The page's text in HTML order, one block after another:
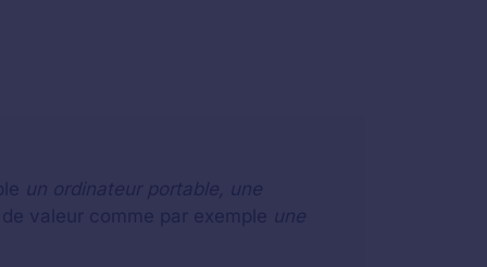
un ordinateur portable, une
valeur comme par exemple une